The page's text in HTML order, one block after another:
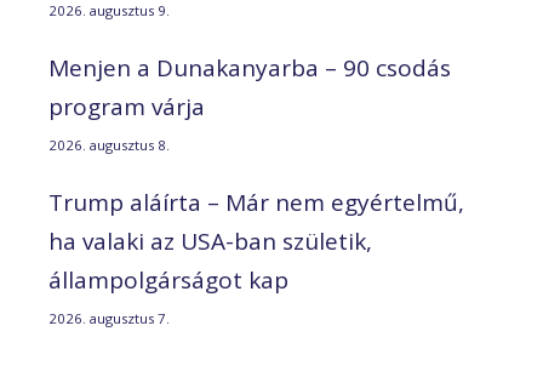
2026. augusztus 9.
Menjen a Dunakanyarba – 90 csodás
program várja
2026. augusztus 8.
Trump aláírta – Már nem egyértelmű,
ha valaki az USA-ban születik,
állampolgárságot kap
2026. augusztus 7.